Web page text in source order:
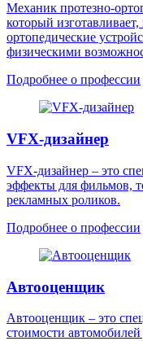
Механик протезно-
который
ортопедические
физическими
Подробнее о профессии
VFX-дизайнер
VFX-дизайнер – это
эффекты для фильмов,
рекламных роликов.
Подробнее о профессии
Автооценщик
Автооценщик – это
стоимости